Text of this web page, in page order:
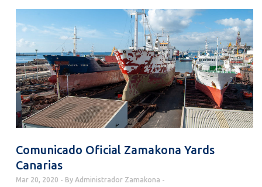
Comunicado Oficial Zamakona Yards
Canarias
Mar 20, 2020 By Administrador Zamakona